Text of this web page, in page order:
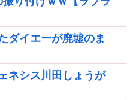
ダイエーが廃墟のま
ネシス川田しょうが